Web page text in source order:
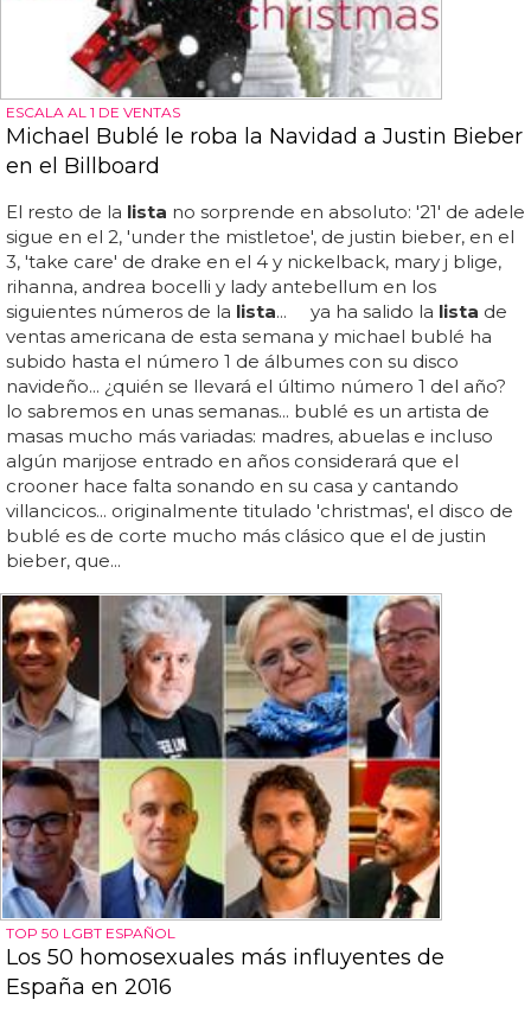
ESCALA AL 1 DE VENTAS
Michael Bublé le roba la Navidad a Justin Bieber
en el Billboard
El resto de la lista no sorprende en absoluto: '21' de adele
sigue en el 2, 'under the mistletoe', de justin bieber, en el
3, 'take care' de drake en el 4 y nickelback, mary j blige,
rihanna, andrea bocelli y lady antebellum en los
siguientes números de la lista... ya ha salido la lista de
ventas americana de esta semana y michael bublé ha
subido hasta el número 1 de álbumes con su disco
navideño... ¿quién se llevará el último número 1 del año?
lo sabremos en unas semanas... bublé es un artista de
masas mucho más variadas: madres, abuelas e incluso
algún marijose entrado en años considerará que el
crooner hace falta sonando en su casa y cantando
villancicos... originalmente titulado 'christmas', el disco de
bublé es de corte mucho más clásico que el de justin
bieber, que...
TOP 50 LGBT ESPAÑOL
Los 50 homosexuales más influyentes de
España en 2016